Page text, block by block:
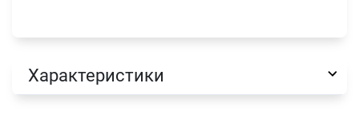
Характеристики
Телефон